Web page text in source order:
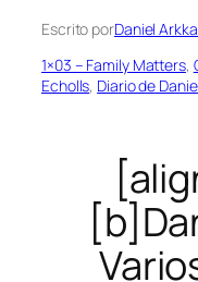
Escrito porDaniel
1×03 – Family Matters,
Echolls, Diario de